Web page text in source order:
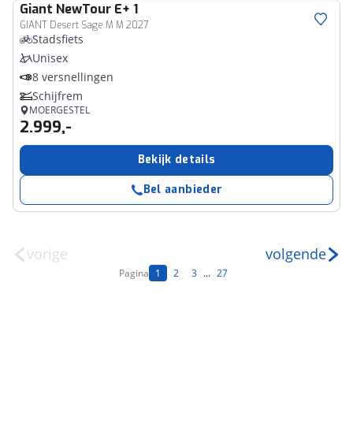
Giant NewTour E+ 1
GIANT Desert Sage M M 2027
Stadsfiets
Unisex
8 versnellingen
Schijfrem
MOERGESTEL
2.999,-
Bekijk details
Bel aanbieder
vorige
Pagina 1 2 3 ... 27
volgende